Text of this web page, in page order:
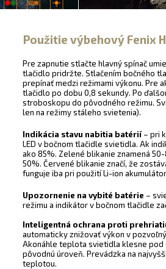
Použitie výbehový Fenix
Pre zapnutie stlačte hlavný spínač
tlačidlo pridržte. Stlačením bočného
prepínať medzi režimami výkonu. Pre
tlačidlo po dobu 0,8 sekundy. Po
stroboskopu do pôvodného režimu.
len na režimy stáleho svietenia).
Indikácia stavu nabitia batérií– pri
LED v bočnom tlačidle svietidla. Ak
ako 85%. Zelené blikanie znamená
50%. Červené blikanie značí, že
funguje iba pri použití Li-ion
Upozornenie na vybité batérie –
režimu a indikátor v bočnom tlačidle
Inteligentná ochrana proti
automaticky znižovať výkon v
Akonáhle teplota svietidla klesne pod
pôvodnú úroveň. Prevádzka na
teplotou.